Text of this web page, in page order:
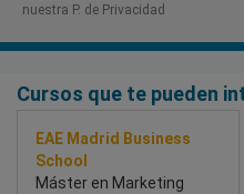
nuestra P. de Privacidad​
Cursos que te pueden
EAE Madrid Business
School
Máster en Marketing